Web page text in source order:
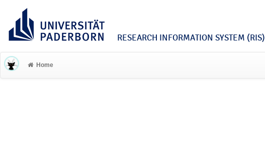
RESEARCH INFORMATION SYSTEM (RIS)
Home